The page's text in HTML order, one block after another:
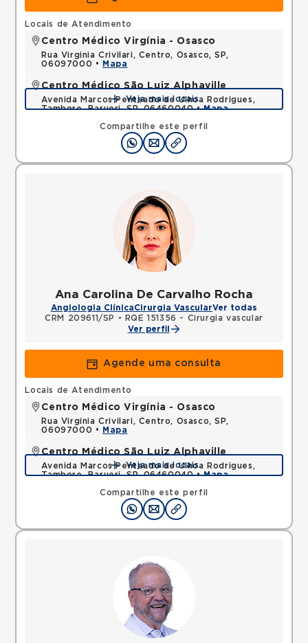
Compartilhe este perfil
Locais de Atendimento
Centro Médico Virgínia - Osasco
Rua Virginia Crivilari, Centro, Osasco, SP,
06097000 •
Mapa
Centro Médico São Luiz Alphaville
Avenida Marcos Penteado de Ulhoa Rodrigues,
Tambore, Barueri, SP, 06460040 •Mapa
Veja mais locais
Ana Carolina De Carvalho Rocha
Angiologia ClínicaCirurgia VascularVer todas
CRM 209611/SP
•
RQE 151356 - Cirurgia vascular
Ver perfil
Agende uma consulta
Compartilhe este perfil
Locais de Atendimento
Centro Médico Virgínia - Osasco
Rua Virginia Crivilari, Centro, Osasco, SP,
06097000 •
Mapa
Centro Médico São Luiz Alphaville
Avenida Marcos Penteado de Ulhoa Rodrigues,
Tambore, Barueri, SP, 06460040 •Mapa
Veja mais locais